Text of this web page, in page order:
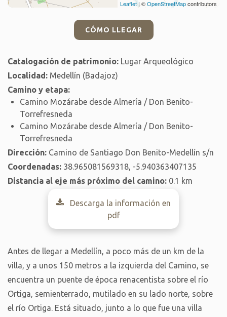
Leaflet| ©OpenStreetMapcontributors
CÓMO LLEGAR
Catalogación de patrimonio: Lugar Arqueológico
Localidad: Medellín (Badajoz)
Camino y etapa:
Camino Mozárabe desde Almería / Don Benito-
Torrefresneda
Camino Mozárabe desde Almería / Don Benito-
Torrefresneda
Dirección: Camino de Santiago Don Benito-Medellín s/n
Coordenadas: 38.965081569318, -5.940363407135
Distancia al eje más próximo del camino: 0.1 km
Descarga la información en
pdf
Antes de llegar a Medellín, a poco más de un km de la
villa, y a unos 150 metros a la izquierda del Camino, se
encuentra un puente de época renacentista sobre el río
Ortiga, semienterrado, mutilado en su lado norte, sobre
el río Ortiga. Está situado, junto a lo que fue una villa